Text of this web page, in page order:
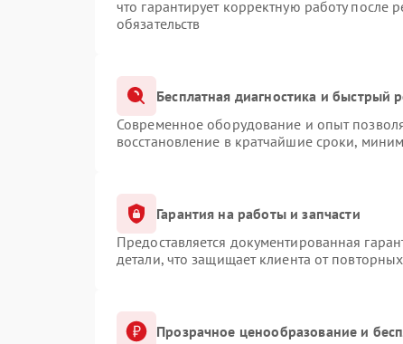
что гарантирует корректную работу после
обязательств
Бесплатная диагностика и быстрый
Современное оборудование и опыт
восстановление в кратчайшие сроки,
Гарантия на работы и запчасти
Предоставляется документированная
детали, что защищает клиента от
Прозрачное ценообразование и